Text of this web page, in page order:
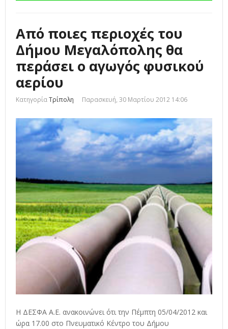
Από ποιες περιοχές του
Δήμου Μεγαλόπολης θα
περάσει ο αγωγός φυσικού
αερίου
ΚατηγορίαΤρίπολη Παρασκευή, 30 Μαρτίου 2012 14:06
Η ΔΕΣΦΑ Α.Ε. ανακοινώνει ότι την Πέµπτη 05/04/2012 και
ώρα 17.00 στο Πνευµατικό Κέντρο του Δήµου